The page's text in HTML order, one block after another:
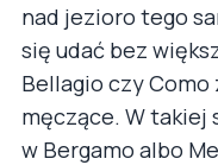
nad jezioro tego
się udać bez
Bellagio czy Como
męczące. W
w Bergamo albo